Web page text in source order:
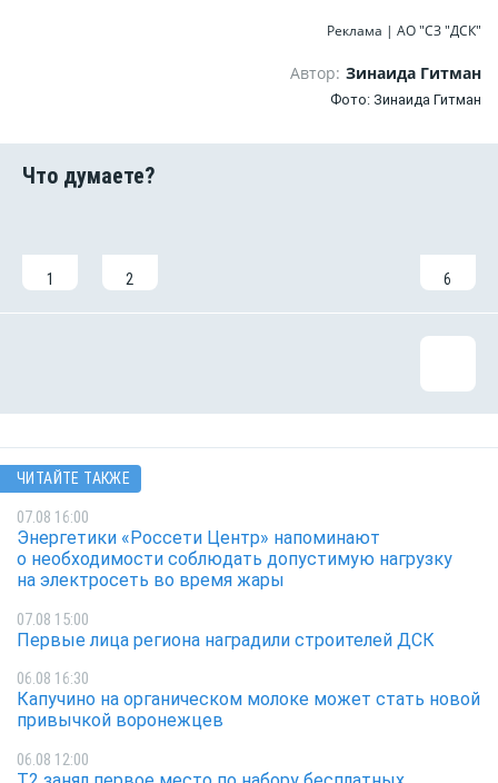
Реклама | АО "СЗ "ДСК"
Автор: Зинаида Гитман
Фото: Зинаида Гитман
1 2 6
ЧИТАЙТЕ ТАКЖЕ
07.08 16:00
Энергетики «Россети Центр» напоминают
о необходимости соблюдать допустимую нагрузку
на электросеть во время жары
07.08 15:00
Первые лица региона наградили строителей ДСК
06.08 16:30
Капучино на органическом молоке может стать новой
привычкой воронежцев
06.08 12:00